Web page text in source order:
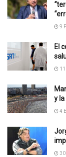
9
El
11
y
4
30